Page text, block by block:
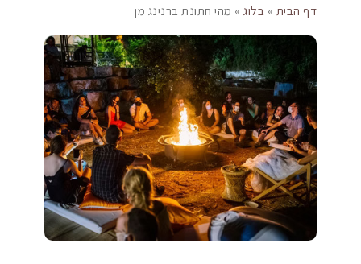
דף הבית » בלוג» מהי חתונת ברנינג מן